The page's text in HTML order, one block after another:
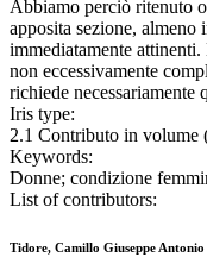
Abbiamo perciò ritenuto
apposita sezione, almeno
immediatamente
non eccessivamente
richiede necessariamente
Iris type:
2.1 Contributo in volume
Keywords:
Donne; condizione
List of contributors:
Tidore, Camillo Giuseppe Antonio